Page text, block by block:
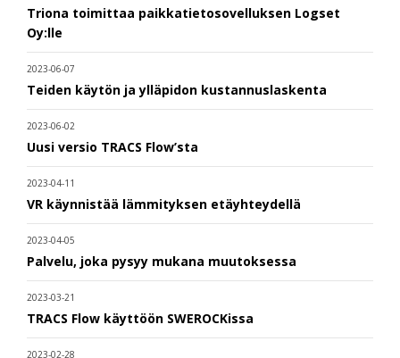
Triona toimittaa paikkatietosovelluksen Logset
Oy:lle
2023-06-07
Teiden käytön ja ylläpidon kustannuslaskenta
2023-06-02
Uusi versio TRACS Flow’sta
2023-04-11
VR käynnistää lämmityksen etäyhteydellä
2023-04-05
Palvelu, joka pysyy mukana muutoksessa
2023-03-21
TRACS Flow käyttöön SWEROCKissa
2023-02-28